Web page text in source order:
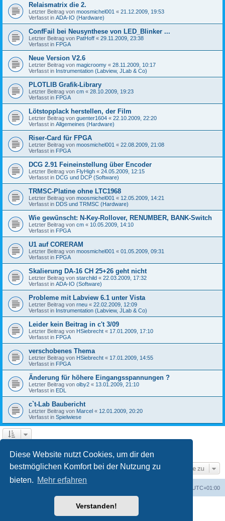
Diese Website nutzt Cookies, um dir den
bestmöglichen Komfort bei der Nutzung zu
bieten. Mehr erfahren
Verstanden!
Relaismatrix die 2.
Letzter Beitrag von moosmichel001 « 21.12.2009, 19:53
Verfasst in ADA-IO (Hardware)
ConfFail bei Neusynthese von LED_Blinker ...
Letzter Beitrag von PatHoff « 29.11.2009, 23:38
Verfasst in FPGA
Neue Version V2.6
Letzter Beitrag von magicroomy « 28.11.2009, 10:17
Verfasst in Instrumentation (Labview, JLab & Co)
PLOTLIB Grafik-Library
Letzter Beitrag von cm « 28.10.2009, 19:23
Verfasst in FPGA
Lötstopplack herstellen, der Film
Letzter Beitrag von guenter1604 « 22.10.2009, 22:20
Verfasst in Allgemeines (Hardware)
Riser-Card für FPGA
Letzter Beitrag von moosmichel001 « 22.08.2009, 21:08
Verfasst in FPGA
DCG 2.91 Feineinstellung über Encoder
Letzter Beitrag von FlyHigh « 24.05.2009, 12:15
Verfasst in DCG und DCP (Software)
TRMSC-Platine ohne LTC1968
Letzter Beitrag von moosmichel001 « 12.05.2009, 14:21
Verfasst in DDS und TRMSC (Hardware)
Wie gewünscht: N-Key-Rollover, RENUMBER, BANK-Switch
Letzter Beitrag von cm « 10.05.2009, 14:10
Verfasst in FPGA
U1 auf CORERAM
Letzter Beitrag von moosmichel001 « 01.05.2009, 09:31
Verfasst in FPGA
Skalierung DA-16 CH 25+26 geht nicht
Letzter Beitrag von starchild « 22.03.2009, 17:32
Verfasst in ADA-IO (Software)
Probleme mit Labview 6.1 unter Vista
Letzter Beitrag von rneu « 22.02.2009, 12:09
Verfasst in Instrumentation (Labview, JLab & Co)
Leider kein Beitrag in c't 3/09
Letzter Beitrag von HSiebrecht « 17.01.2009, 17:10
Verfasst in FPGA
verschobenes Thema
Letzter Beitrag von HSiebrecht « 17.01.2009, 14:55
Verfasst in FPGA
Änderung für höhere Eingangsspannungen ?
Letzter Beitrag von olby2 « 13.01.2009, 21:10
Verfasst in EDL
c`t-Lab Baubericht
Letzter Beitrag von Marcel « 12.01.2009, 20:20
Verfasst in Spielwiese
Gehe zu
UTC+01:00
Powered byphpBB® Forum Software © phpBB Limited
phpBB.de